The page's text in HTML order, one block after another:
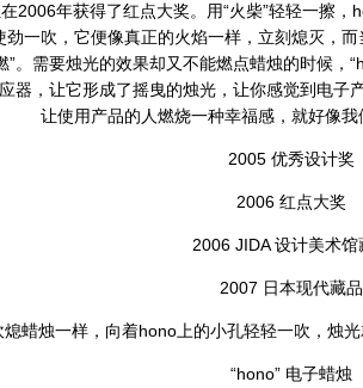
在2006年获得了红点大奖。用“火柴”轻轻一擦
一吹，它便像真正的火焰一样，立刻熄灭，
”。需要烛光的效果却又不能燃点蜡烛的时候，
器，让它形成了摇曳的烛光，让你感觉到电
让使用产品的人燃烧一种幸福感，就好像我
2005 优秀设计奖
2006 红点大奖
2006 JIDA 设计美术馆
2007 日本现代藏品
“hono” 电子蜡烛